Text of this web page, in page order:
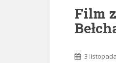
Film
3